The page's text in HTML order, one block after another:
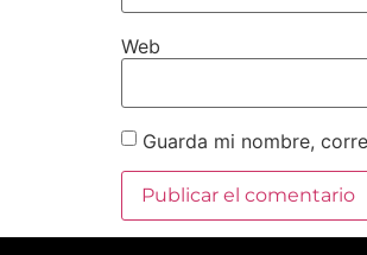
Web
Guarda mi nombre,